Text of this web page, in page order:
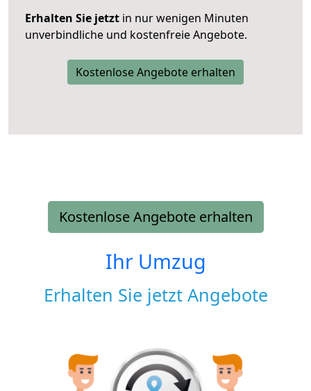
Erhalten Sie jetzt in nur wenigen Minuten
unverbindliche und kostenfreie Angebote.
Kostenlose Angebote erhalten
Kostenlose Angebote erhalten
Ihr Umzug
Erhalten Sie jetzt Angebote